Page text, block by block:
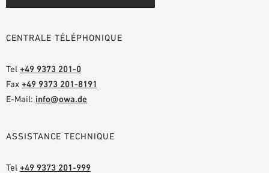
CENTRALE TÉLÉPHONIQUE
Tel +49 9373 201-0
Fax +49 9373 201-8191
E-Mail: info@owa.de
ASSISTANCE TECHNIQUE
Tel +49 9373 201-999